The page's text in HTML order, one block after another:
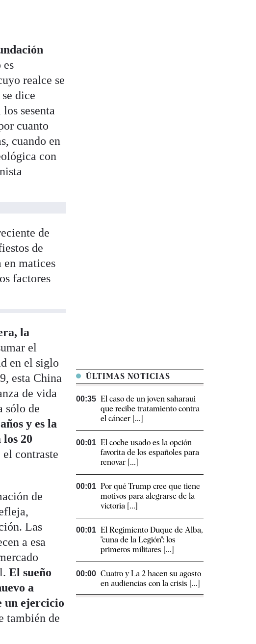
realce se
dice
sesenta
cuanto
cuando en
con
de
de
en matices
factores
la
el
en el siglo
esta China
de vida
sólo de
y es la
20
el contraste
de
Las
a esa
El sueño
a
un ejercicio
también de
ÚLTIMAS NOTICIAS
00:35 El caso de un joven saharaui
que recibe tratamiento contra
el cáncer [...]
00:01 El coche usado es la opción
favorita de los españoles para
renovar [...]
00:01 Por qué Trump cree que tiene
motivos para alegrarse de la
victoria [...]
00:01 El Regimiento Duque de Alba,
"cuna de la Legión": los
primeros militares [...]
00:00 Cuatro y La 2 hacen su agosto
en audiencias con la crisis [...]